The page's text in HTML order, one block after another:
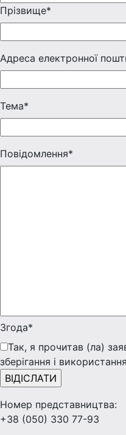
Прізвище*
Адреса електронної
Тема*
Повідомлення*
Згода*
Так, я прочитав (ла)
зберігання і
Номер представництва:
+38 (050) 330 77-93